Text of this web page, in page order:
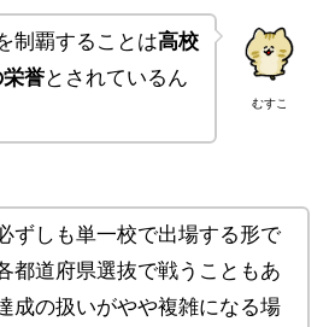
むすこ
制覇することは高校
誉とされているん
ずしも単一校で出場する形で
都道府県選抜で戦うこともあ
成の扱いがやや複雑になる場